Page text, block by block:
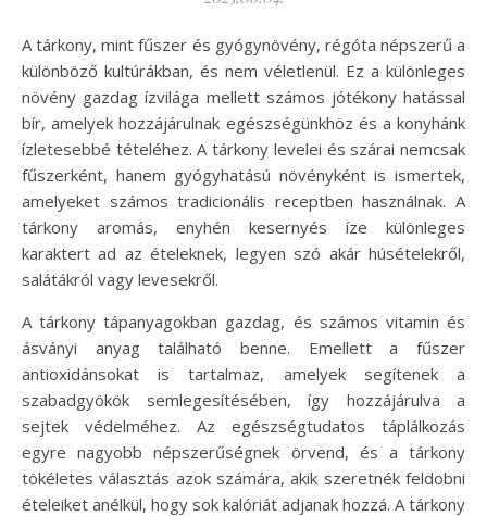
A tárkony, mint fűszer és gyógynövény, régóta népszerű a
különböző kultúrákban, és nem véletlenül. Ez a különleges
növény gazdag ízvilága mellett számos jótékony hatással
bír, amelyek hozzájárulnak egészségünkhöz és a konyhánk
ízletesebbé tételéhez. A tárkony levelei és szárai nemcsak
fűszerként, hanem gyógyhatású növényként is ismertek,
amelyeket számos tradicionális receptben használnak. A
tárkony aromás, enyhén kesernyés íze különleges
karaktert ad az ételeknek, legyen szó akár húsételekről,
salátákról vagy levesekről.
A tárkony tápanyagokban gazdag, és számos vitamin és
ásványi anyag található benne. Emellett a fűszer
antioxidánsokat is tartalmaz, amelyek segítenek a
szabadgyökök semlegesítésében, így hozzájárulva a
sejtek védelméhez. Az egészségtudatos táplálkozás
egyre nagyobb népszerűségnek örvend, és a tárkony
tökéletes választás azok számára, akik szeretnék feldobni
ételeiket anélkül, hogy sok kalóriát adjanak hozzá. A tárkony